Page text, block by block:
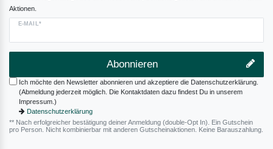
Aktionen.
E-MAIL*
Abonnieren
Ich möchte den Newsletter abonnieren und akzeptiere die Datenschutzerklärung.
(Abmeldung jederzeit möglich. Die Kontaktdaten dazu findest Du in unserem
Impressum.)
Datenschutzerklärung
** Nach erfolgreicher bestätigung deiner Anmeldung (double-Opt In). Ein Gutschein
pro Person. Nicht kombinierbar mit anderen Gutscheinaktionen. Keine Barauszahlung.